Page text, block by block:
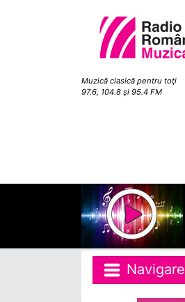
Muzică clasică pentru toţi
97.6, 104.8 şi 95.4 FM
Navigare